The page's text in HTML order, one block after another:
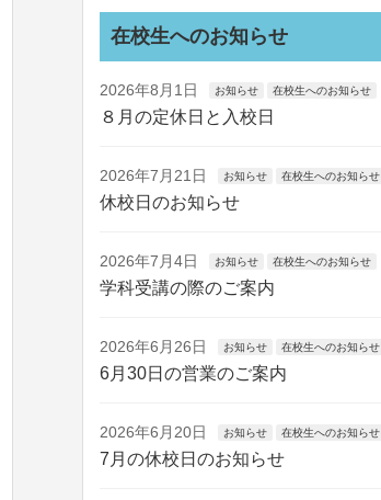
在校生へのお知らせ
2026年8月1日 お知らせ 在校生へのお知らせ
８月の定休日と入校日
2026年7月21日 お知らせ 在校生へのお知らせ
休校日のお知らせ
2026年7月4日 お知らせ 在校生へのお知らせ
学科受講の際のご案内
2026年6月26日 お知らせ 在校生へのお知らせ
6月30日の営業のご案内
2026年6月20日 お知らせ 在校生へのお知らせ
7月の休校日のお知らせ